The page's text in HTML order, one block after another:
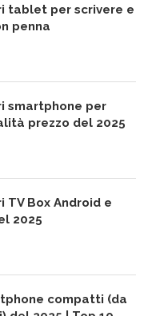
tablet per scrivere e
penna
smartphone per
prezzo del 2025
TV Box Android e
2025
compatti (da